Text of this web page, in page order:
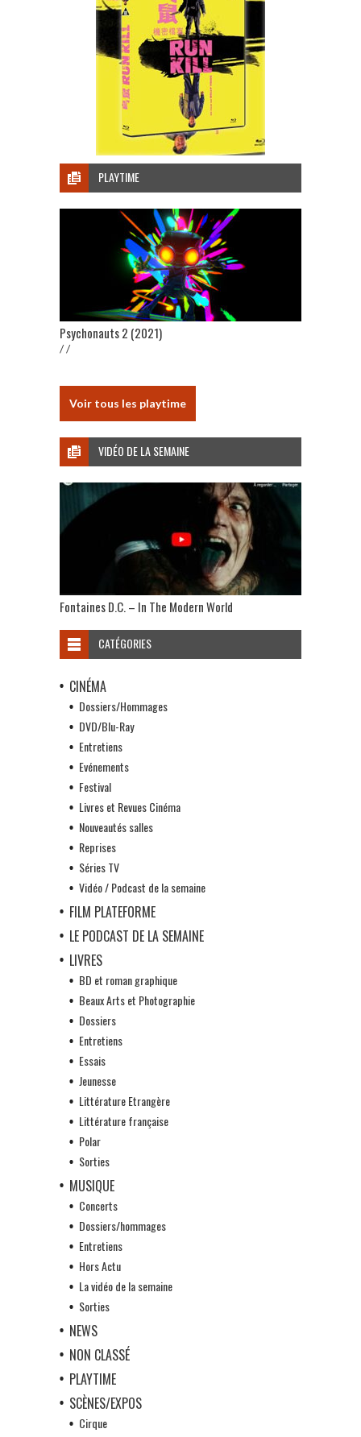
PLAYTIME
Psychonauts 2 (2021)
/ /
Voir tous les playtime
VIDÉO DE LA SEMAINE
Fontaines D.C. – In The Modern World
CATÉGORIES
CINÉMA
Dossiers/Hommages
DVD/Blu-Ray
Entretiens
Evénements
Festival
Livres et Revues Cinéma
Nouveautés salles
Reprises
Séries TV
Vidéo / Podcast de la semaine
FILM PLATEFORME
LE PODCAST DE LA SEMAINE
LIVRES
BD et roman graphique
Beaux Arts et Photographie
Dossiers
Entretiens
Essais
Jeunesse
Littérature Etrangère
Littérature française
Polar
Sorties
MUSIQUE
Concerts
Dossiers/hommages
Entretiens
Hors Actu
La vidéo de la semaine
Sorties
NEWS
NON CLASSÉ
PLAYTIME
SCÈNES/EXPOS
Cirque